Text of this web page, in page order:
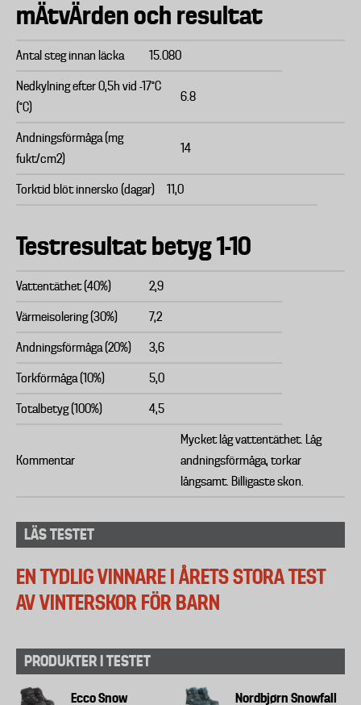
mÄtvÄrden och resultat
Antal steg innan läcka 15.080
Nedkylning efter 0,5h vid -17°C
(°C)
6.8
Andningsförmåga (mg
fukt/cm2)
14
Torktid blöt innersko (dagar) 11,0
Testresultat betyg 1-10
Vattentäthet (40%) 2,9
Värmeisolering (30%) 7,2
Andningsförmåga (20%) 3,6
Torkförmåga (10%) 5,0
Totalbetyg (100%) 4,5
Kommentar
Mycket låg vattentäthet. Låg
andningsförmåga, torkar
långsamt. Billigaste skon.
LÄS TESTET
EN TYDLIG VINNARE I ÅRETS STORA TEST
AV VINTERSKOR FÖR BARN
PRODUKTER I TESTET
Ecco Snow
Nordbjørn Snowfall